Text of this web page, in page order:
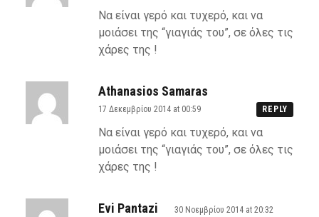
Να είναι γερό και τυχερό, και να
μοιάσει της “γιαγιάς του”, σε όλες τις
χάρες της !
Athanasios Samaras
17 Δεκεμβρίου 2014 at 00:59 REPLY
Να είναι γερό και τυχερό, και να
μοιάσει της “γιαγιάς του”, σε όλες τις
χάρες της !
Εvi Pantazi
30 Νοεμβρίου 2014 at 20:32